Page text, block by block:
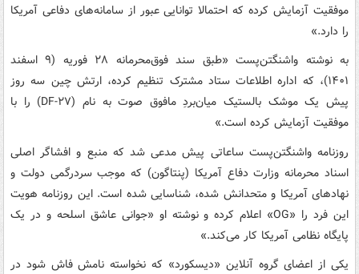
موفقیت آزمایش کرده که احتمالا توانایی عبور از سامانه‌های دفاعی آمریکا
را دارد.»
به نوشته واشنگتن‌پست «طبق سند فوق‌محرمانه ۲۸ فوریه (۹ اسفند
۱۴۰۱)، که اداره اطلاعات ستاد مشترک تنظیم کرده، ارتش چین سه روز
پیش یک موشک بالستیک میان‌بردِ مافوق صوت به نام (DF-۲۷) را با
موفقیت آزمایش کرده است.»
روزنامه واشنگتن‌پست ساعاتی پیش مدعی شد که منبع و افشاگر اصلی
اسناد محرمانه وزارت دفاع آمریکا (پنتاگون) که موجب سردرگمی دولت و
نهادهای آمریکا و متحدانش شده، شناسایی شده است. این روزنامه هویت
این فرد را «OG» اعلام کرده و نوشته او «جوانی عاشق اسلحه و در یک
پایگاه نظامی آمریکا کار می‌کند.»
یکی از اعضای گروه آنلاین «دیسکورد» که نخواسته نامش فاش شود در